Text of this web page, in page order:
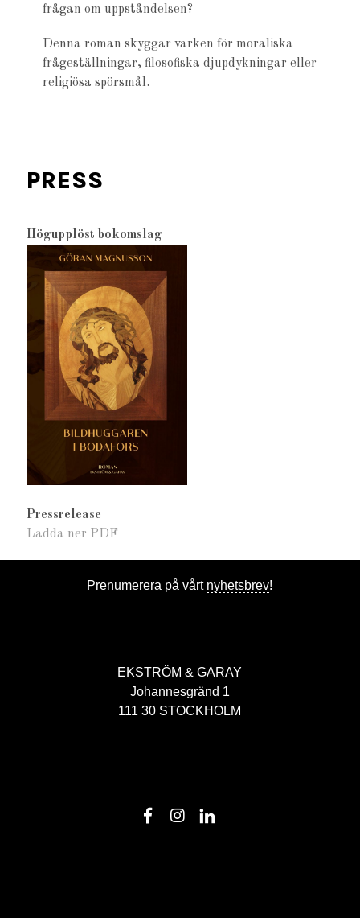
frågan om uppståndelsen?
Denna roman skyggar varken för moraliska
frågeställningar, filosofiska djupdykningar eller
religiösa spörsmål.
PRESS
Högupplöst bokomslag
Pressrelease
Ladda ner PDF
Prenumerera på vårt nyhetsbrev!
EKSTRÖM & GARAY
Johannesgränd 1
111 30 STOCKHOLM